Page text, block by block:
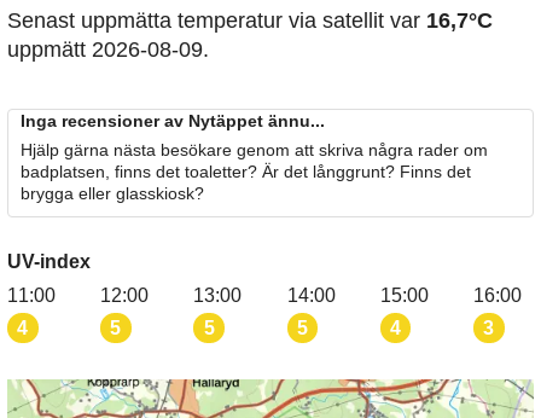
Senast uppmätta temperatur via satellit var 16,7°C
uppmätt 2026-08-09.
Inga recensioner av Nytäppet ännu...
Hjälp gärna nästa besökare genom att skriva några rader om
badplatsen, finns det toaletter? Är det långgrunt? Finns det
brygga eller glasskiosk?
UV-index
11:00
4
12:00
5
13:00
5
14:00
5
15:00
4
16:00
3